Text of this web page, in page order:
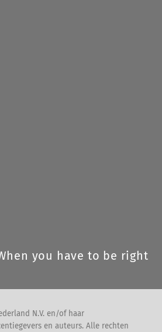
you have to be right
N.V. en/of haar
en auteurs. Alle rechten